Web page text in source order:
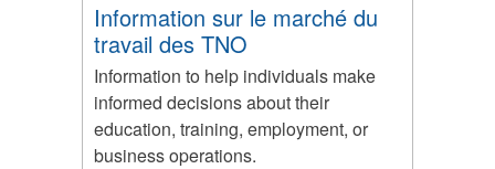
Information sur le marché du
travail des TNO
Information to help individuals make
informed decisions about their
education, training, employment, or
business operations.